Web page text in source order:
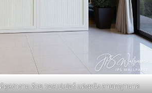
สง่างาม ด้วย วอลเปเปอร์ แต่งผนัง ลายพญานาค